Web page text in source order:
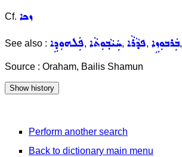
Cf. ܙܟܐ
See also : ܦܲܠܗܘܼܕܹܐ, ܚܲܝܵܒ݂ܘܼܬܵܐ, ܦܕܵܪܵܐ, ܒܲܪܒܘܼܙܹܐ,
Source : Oraham, Bailis Shamun
Perform another search
Back to dictionary main menu